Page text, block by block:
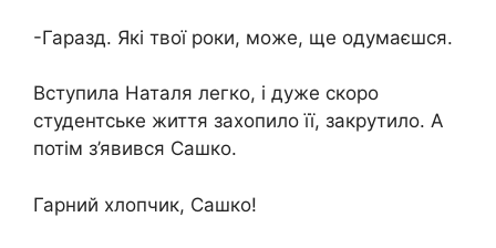
-Гаразд. Які твої роки, може, ще одумаєшся.
Вступила Наталя легко, і дуже скоро
студентське життя захопило її, закрутило. А
потім з’явився Сашко.
Гарний хлопчик, Сашко!